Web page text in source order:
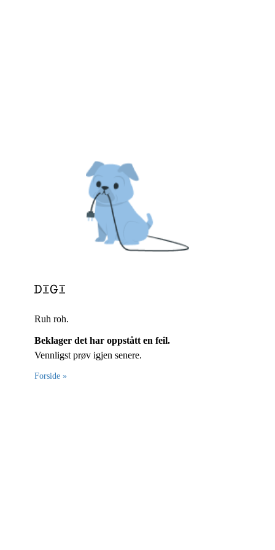
Ruh roh.
Beklager det har oppstått en feil.
Vennligst prøv igjen senere.
Forside »